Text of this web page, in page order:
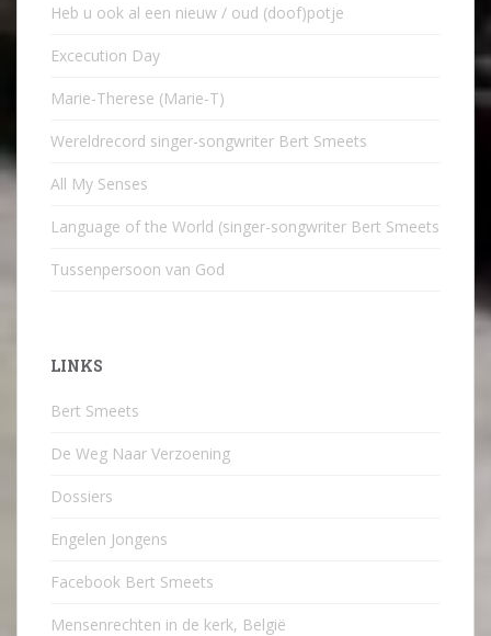
Heb u ook al een nieuw / oud (doof)potje
Excecution Day
Marie-Therese (Marie-T)
Wereldrecord singer-songwriter Bert Smeets
All My Senses
Language of the World (singer-songwriter Bert Smeets
Tussenpersoon van God
LINKS
Bert Smeets
De Weg Naar Verzoening
Dossiers
Engelen Jongens
Facebook Bert Smeets
Mensenrechten in de kerk, België